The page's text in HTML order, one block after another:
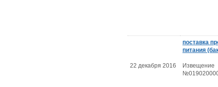
22 декабря 2016
поставка
питания
Извещение